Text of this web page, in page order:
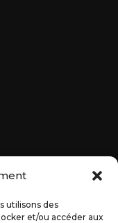
utilisons des
et/ou accéder aux